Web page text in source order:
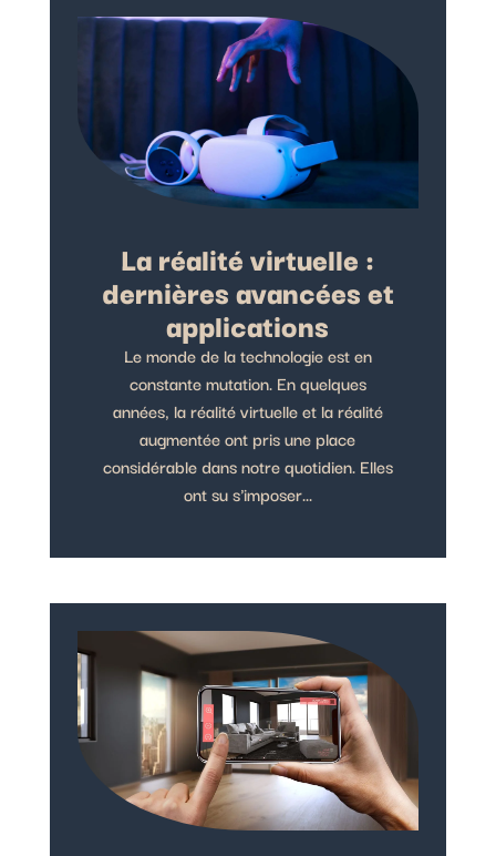
La réalité virtuelle :
dernières avancées et
applications
Le monde de la technologie est en
constante mutation. En quelques
années, la réalité virtuelle et la réalité
augmentée ont pris une place
considérable dans notre quotidien. Elles
ont su s'imposer...